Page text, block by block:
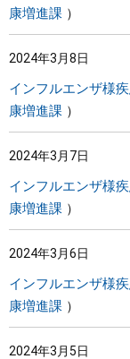
康増進課
2024年3月8日
インフルエンザ様
康増進課
2024年3月7日
インフルエンザ様
康増進課
2024年3月6日
インフルエンザ様
康増進課
2024年3月5日